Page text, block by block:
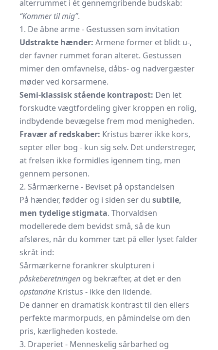
alterrummet i ét gennemgribende budskab:
“Kommer til mig”.
1. De åbne arme - Gestussen som invitation
Udstrakte hænder: Armene former et blidt u-,
der favner rummet foran alteret. Gestussen
mimer den omfavnelse, dåbs- og nadvergæster
møder ved korsarmene.
Semi-klassisk stående kontrapost: Den let
forskudte vægtfordeling giver kroppen en rolig,
indbydende bevægelse frem mod menigheden.
Fravær af redskaber: Kristus bærer ikke kors,
septer eller bog - kun sig selv. Det understreger,
at frelsen ikke formidles igennem ting, men
gennem personen.
2. Sårmærkerne - Beviset på opstandelsen
På hænder, fødder og i siden ser du subtile,
men tydelige stigmata. Thorvaldsen
modellerede dem bevidst små, så de kun
afsløres, når du kommer tæt på eller lyset falder
skråt ind:
Sårmærkerne forankrer skulpturen i
påskeberetningen og bekræfter, at det er den
opstandne Kristus - ikke den lidende.
De danner en dramatisk kontrast til den ellers
perfekte marmorpuds, en påmindelse om den
pris, kærligheden kostede.
3. Draperiet - Menneskelig sårbarhed og